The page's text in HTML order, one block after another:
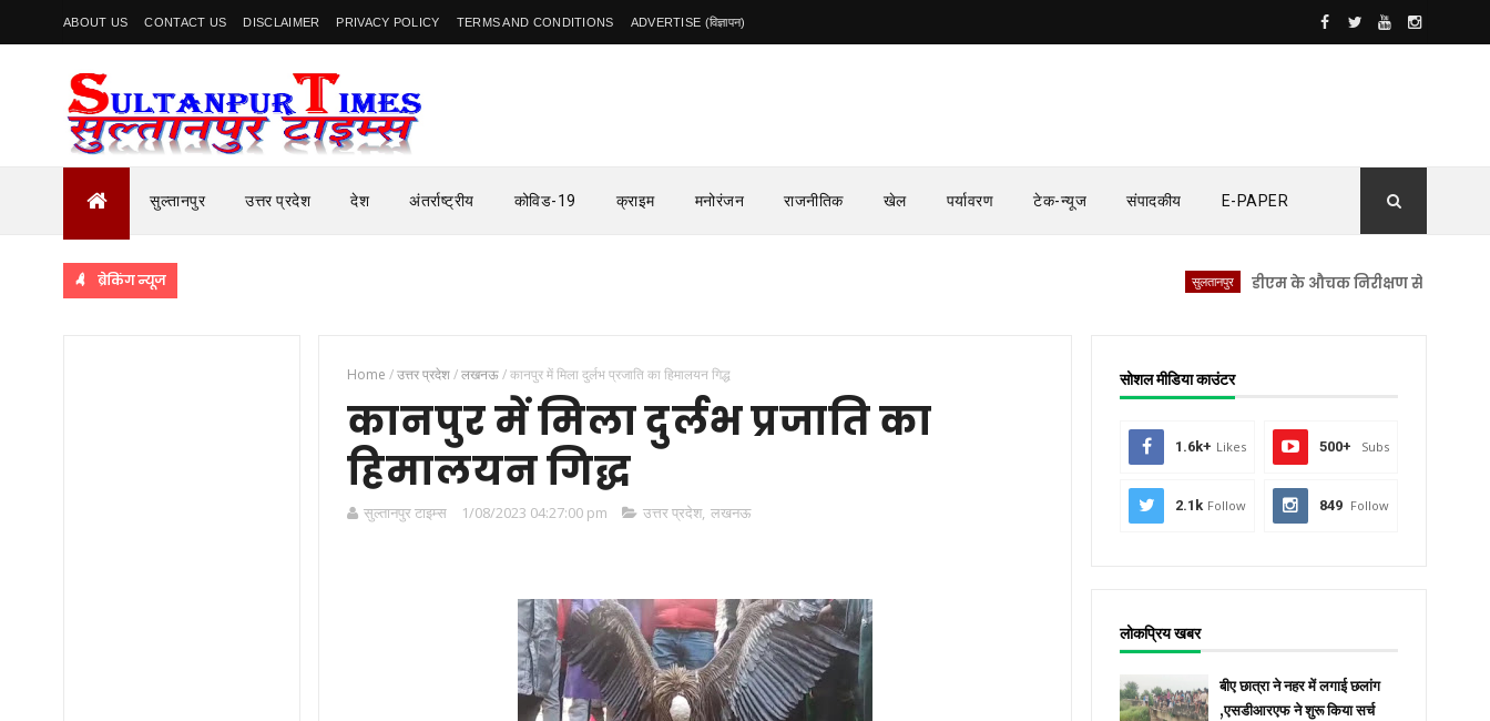
ABOUT US CONTACT US DISCLAIMER PRIVACY POLICY TERMS AND CONDITIONS ADVERTISE (विज्ञापन)
सुल्तानपुर उत्तर प्रदेश देश अंतर्राष्ट्रीय कोविड-19 क्राइम मनोरंजन राजनीतिक खेल पर्यावरण टेक-न्यूज संपादकीय E-PAPER
ब्रेकिंग न्यूज डीएम के औचक निरीक्षण से सीएचसी लंभुआ
Home /उत्तर प्रदेश/लखनऊ/कानपुर में मिला दुर्लभ प्रजाति का हिमालयन गिद्ध
कानपुर में मिला दुर्लभ प्रजाति का
हिमालयन गिद्ध
सुल्तानपुर टाइम्स 1/08/2023 04:27:00 pm उत्तर प्रदेश, लखनऊ
सोशल मीडिया काउंटर
1.6k+ Likes 500+ Subs
2.1k Follow 849 Follow
लोकप्रिय खबर
बीए छात्रा ने नहर में लगाई छलांग
,एसडीआरएफ ने शुरू किया सर्च